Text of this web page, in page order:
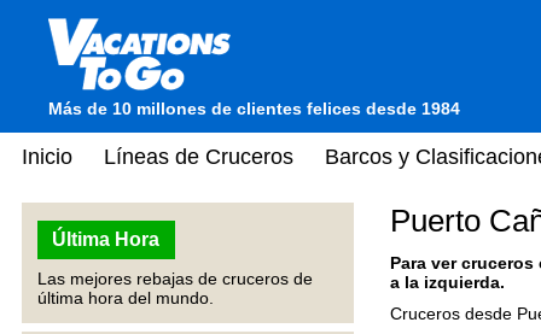
Más de 10 millones de clientes felices desde 1984
Inicio Líneas de Cruceros Barcos y
Última Hora
Las mejores rebajas de cruceros de
última hora del mundo.
Puerto
Para ver
a la izquierda.
Cruceros desde